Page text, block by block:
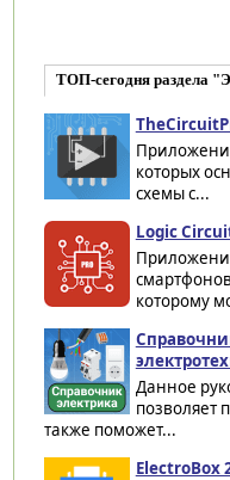
ТОП-сегодня раздела
которых
схемы с...
Logic
которому
Данное
позволяет
также поможет...
ElectroBox